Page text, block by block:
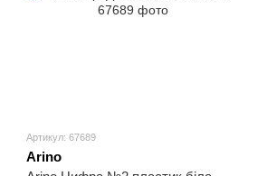
Артикул: 67689
Arino